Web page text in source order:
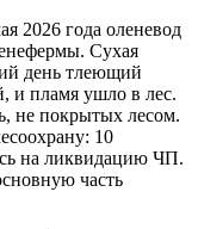
2026 года оленевод
Сухая
день тлеющий
и пламя ушло в лес.
не покрытых лесом.
10
на ликвидацию ЧП.
часть